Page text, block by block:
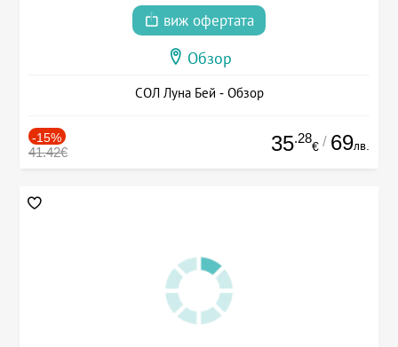
виж офертата
Обзор
СОЛ Луна Бей - Обзор
-15%
41.42€ 35.28
€ / 69лв.